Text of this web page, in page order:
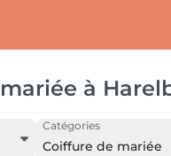
à
Catégories
Coiffure de mariée